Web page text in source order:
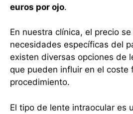
euros por ojo.
En nuestra clínica, el precio
necesidades específicas del
existen diversas opciones de
que pueden influir en el coste
procedimiento.
El tipo de lente intraocular es